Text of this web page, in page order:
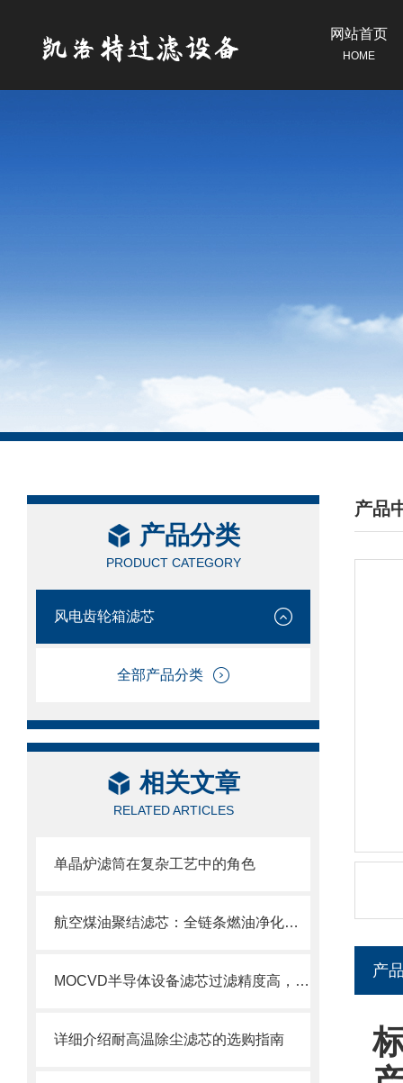
网站首页
HOME
产品分类
PRODUCT CATEGORY
风电齿轮箱滤芯
全部产品分类
相关文章
RELATED ARTICLES
单晶炉滤筒在复杂工艺中的角色
航空煤油聚结滤芯：全链条燃油净化的关键配套
MOCVD半导体设备滤芯过滤精度高，使用寿命长
详细介绍耐高温除尘滤芯的选购指南
产品
/
产